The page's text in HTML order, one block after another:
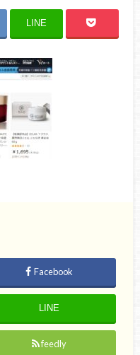
LINE
Facebook
LINE
feedly